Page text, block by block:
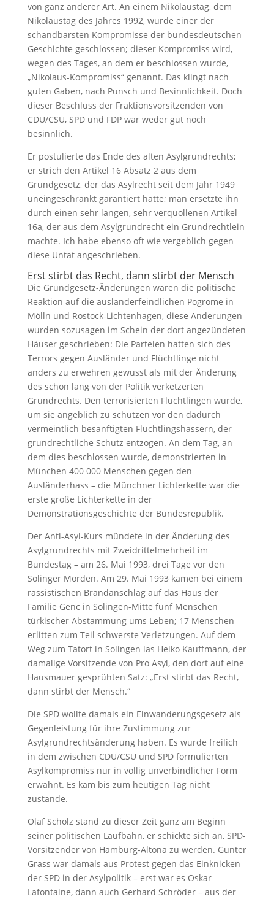
von ganz anderer Art. An einem Nikolaustag, dem
Nikolaustag des Jahres 1992, wurde einer der
schandbarsten Kompromisse der bundesdeutschen
Geschichte geschlossen; dieser Kompromiss wird,
wegen des Tages, an dem er beschlossen wurde,
„Nikolaus-Kompromiss“ genannt. Das klingt nach
guten Gaben, nach Punsch und Besinnlichkeit. Doch
dieser Beschluss der Fraktionsvorsitzenden von
CDU/CSU, SPD und FDP war weder gut noch
besinnlich.
Er postulierte das Ende des alten Asylgrundrechts;
er strich den Artikel 16 Absatz 2 aus dem
Grundgesetz, der das Asylrecht seit dem Jahr 1949
uneingeschränkt garantiert hatte; man ersetzte ihn
durch einen sehr langen, sehr verquollenen Artikel
16a, der aus dem Asylgrundrecht ein Grundrechtlein
machte. Ich habe ebenso oft wie vergeblich gegen
diese Untat angeschrieben.
Erst stirbt das Recht, dann stirbt der Mensch
Die Grundgesetz-Änderungen waren die politische
Reaktion auf die ausländerfeindlichen Pogrome in
Mölln und Rostock-Lichtenhagen, diese Änderungen
wurden sozusagen im Schein der dort angezündeten
Häuser geschrieben: Die Parteien hatten sich des
Terrors gegen Ausländer und Flüchtlinge nicht
anders zu erwehren gewusst als mit der Änderung
des schon lang von der Politik verketzerten
Grundrechts. Den terrorisierten Flüchtlingen wurde,
um sie angeblich zu schützen vor den dadurch
vermeintlich besänftigten Flüchtlingshassern, der
grundrechtliche Schutz entzogen. An dem Tag, an
dem dies beschlossen wurde, demonstrierten in
München 400 000 Menschen gegen den
Ausländerhass – die Münchner Lichterkette war die
erste große Lichterkette in der
Demonstrationsgeschichte der Bundesrepublik.
Der Anti-Asyl-Kurs mündete in der Änderung des
Asylgrundrechts mit Zweidrittelmehrheit im
Bundestag – am 26. Mai 1993, drei Tage vor den
Solinger Morden. Am 29. Mai 1993 kamen bei einem
rassistischen Brandanschlag auf das Haus der
Familie Genc in Solingen-Mitte fünf Menschen
türkischer Abstammung ums Leben; 17 Menschen
erlitten zum Teil schwerste Verletzungen. Auf dem
Weg zum Tatort in Solingen las Heiko Kauffmann, der
damalige Vorsitzende von Pro Asyl, den dort auf eine
Hausmauer gesprühten Satz: „Erst stirbt das Recht,
dann stirbt der Mensch.“
Die SPD wollte damals ein Einwanderungsgesetz als
Gegenleistung für ihre Zustimmung zur
Asylgrundrechtsänderung haben. Es wurde freilich
in dem zwischen CDU/CSU und SPD formulierten
Asylkompromiss nur in völlig unverbindlicher Form
erwähnt. Es kam bis zum heutigen Tag nicht
zustande.
Olaf Scholz stand zu dieser Zeit ganz am Beginn
seiner politischen Laufbahn, er schickte sich an, SPD-
Vorsitzender von Hamburg-Altona zu werden. Günter
Grass war damals aus Protest gegen das Einknicken
der SPD in der Asylpolitik – erst war es Oskar
Lafontaine, dann auch Gerhard Schröder – aus der